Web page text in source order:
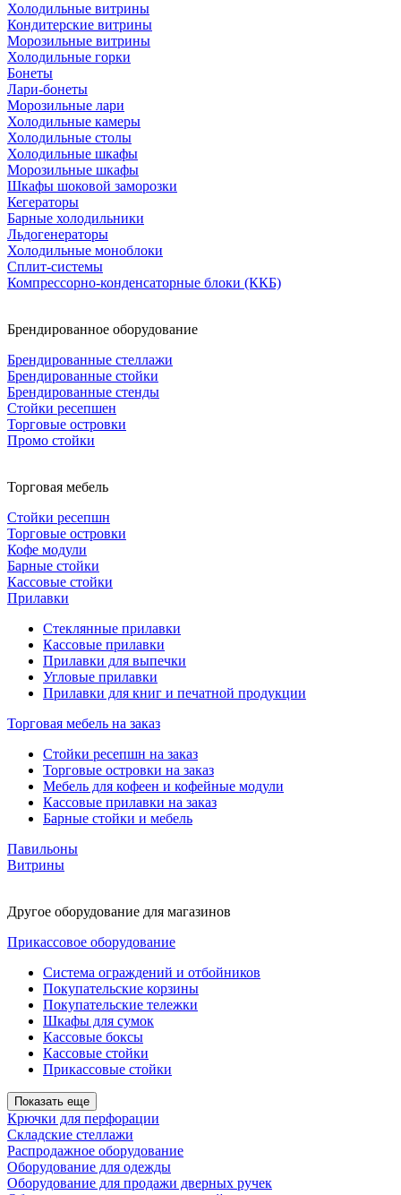
Холодильные витрины
Кондитерские витрины
Морозильные витрины
Холодильные горки
Бонеты
Лари-бонеты
Морозильные лари
Холодильные камеры
Холодильные столы
Холодильные шкафы
Морозильные шкафы
Шкафы шоковой заморозки
Кегераторы
Барные холодильники
Льдогенераторы
Холодильные моноблоки
Сплит-системы
Компрессорно-конденсаторные блоки (ККБ)
Брендированное оборудование
Брендированные стеллажи
Брендированные стойки
Брендированные стенды
Стойки ресепшен
Торговые островки
Промо стойки
Торговая мебель
Стойки ресепшн
Торговые островки
Кофе модули
Барные стойки
Кассовые стойки
Прилавки
Стеклянные прилавки
Кассовые прилавки
Прилавки для выпечки
Угловые прилавки
Прилавки для книг и печатной продукции
Торговая мебель на заказ
Стойки ресепшн на заказ
Торговые островки на заказ
Мебель для кофеен и кофейные модули
Кассовые прилавки на заказ
Барные стойки и мебель
Павильоны
Витрины
Другое оборудование для магазинов
Прикассовое оборудование
Система ограждений и отбойников
Покупательские корзины
Покупательские тележки
Шкафы для сумок
Кассовые боксы
Кассовые стойки
Прикассовые стойки
Показать еще
Крючки для перфорации
Складские стеллажи
Распродажное оборудование
Оборудование для одежды
Оборудование для продажи дверных ручек